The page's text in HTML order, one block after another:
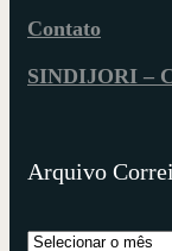
Contato
SINDIJORI –
Arquivo